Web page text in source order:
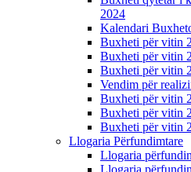
2024
Kalendari
Buxheti për vitin
Buxheti për vitin
Buxheti për vitin
Vendim për
Buxheti për vitin
Buxheti për vitin
Buxheti për vitin
Llogaria Përfundimtare
Llogaria
Llogaria